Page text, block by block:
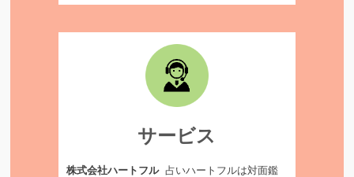
サービス
株式会社ハートフル 占いハートフルは対面鑑